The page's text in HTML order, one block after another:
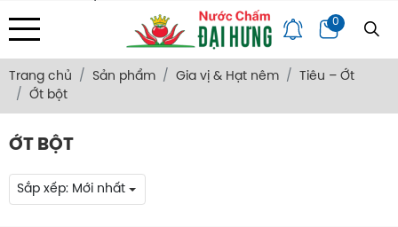
Địa chỉ: 133/34 Văn Thân, Phường Bình Tiên, Tp. HCM
Trang Chủ
Giới Thiệu Bảng Giá Góc Chia Sẻ
Hỏi Đáp
0
Trang chủ Sản phẩm Gia vị & Hạt nêm
Tiêu – Ớt
Ớt bột
ỚT BỘT
Sắp xếp: Mới nhất